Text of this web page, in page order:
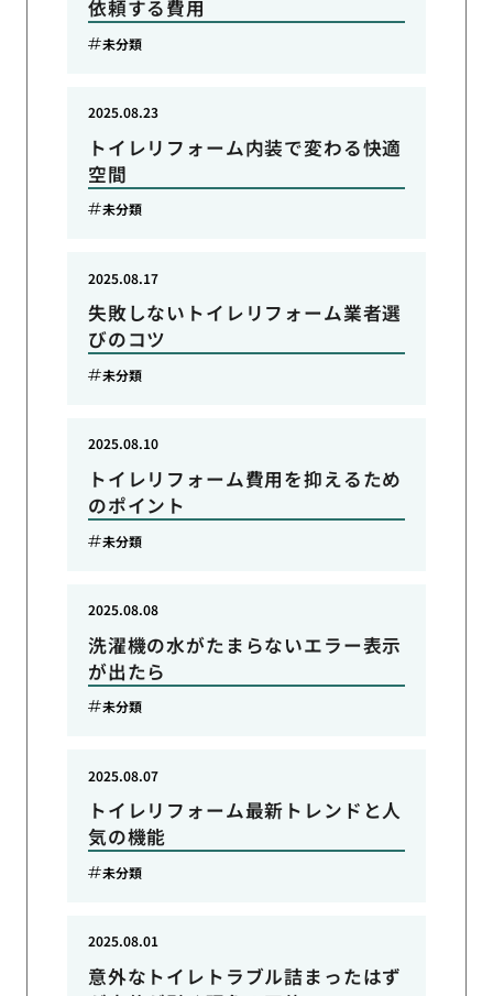
依頼する費用
未分類
トイレリフォーム内装で変わる快適
空間
2025.08.23
未分類
失敗しないトイレリフォーム業者選
びのコツ
2025.08.17
未分類
トイレリフォーム費用を抑えるため
のポイント
2025.08.10
未分類
洗濯機の水がたまらないエラー表示
が出たら
2025.08.08
未分類
トイレリフォーム最新トレンドと人
気の機能
2025.08.07
未分類
意外なトイレトラブル詰まったはず
2025.08.01